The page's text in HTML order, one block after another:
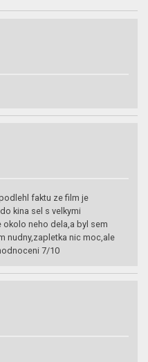
faktu ze film je
kina sel s velkymi
neho dela,a byl sem
nudny,zapletka nic moc,ale
7/10